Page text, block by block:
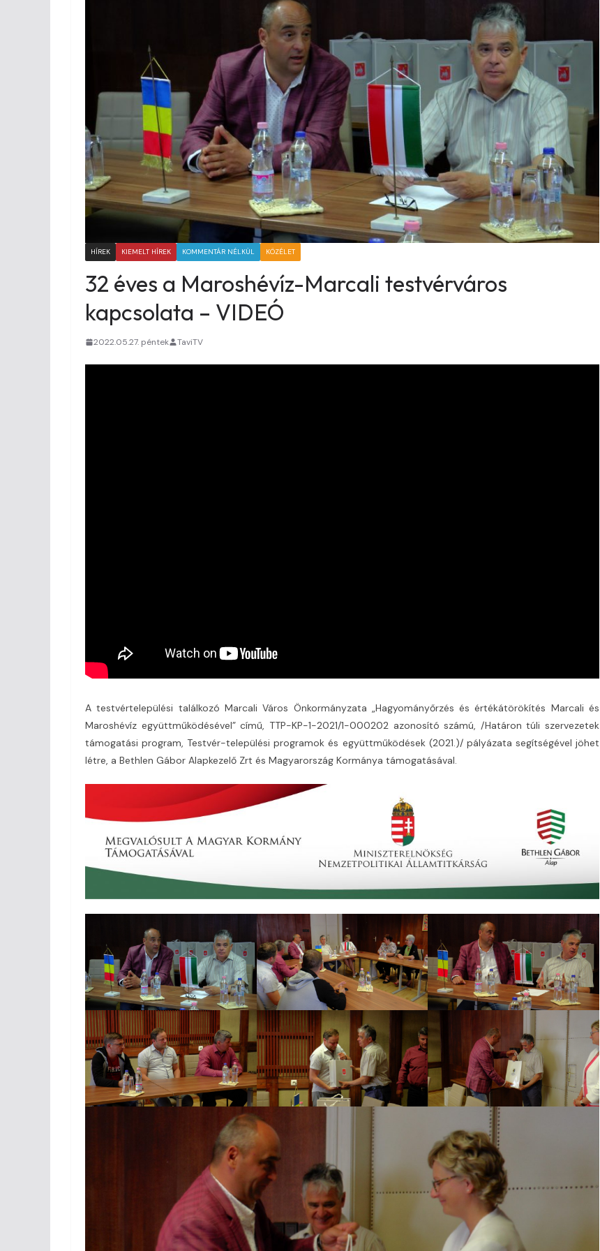
HÍREK KIEMELT HÍREK KOMMENTÁR NÉLKÜL KÖZÉLET
32 éves a Maroshévíz-Marcali testvérváros
kapcsolata – VIDEÓ
2022.05.27. péntek TaviTV
A testvértelepülési találkozó Marcali Város Önkormányzata „Hagyományőrzés és értékátörökítés Marcali és
Maroshévíz együttműködésével” című, TTP-KP-1-2021/1-000202 azonosító számú, /Határon túli szervezetek
támogatási program, Testvér-települési programok és együttműködések (2021.)/ pályázata segítségével jöhet
létre, a Bethlen Gábor Alapkezelő Zrt és Magyarország Kormánya támogatásával.